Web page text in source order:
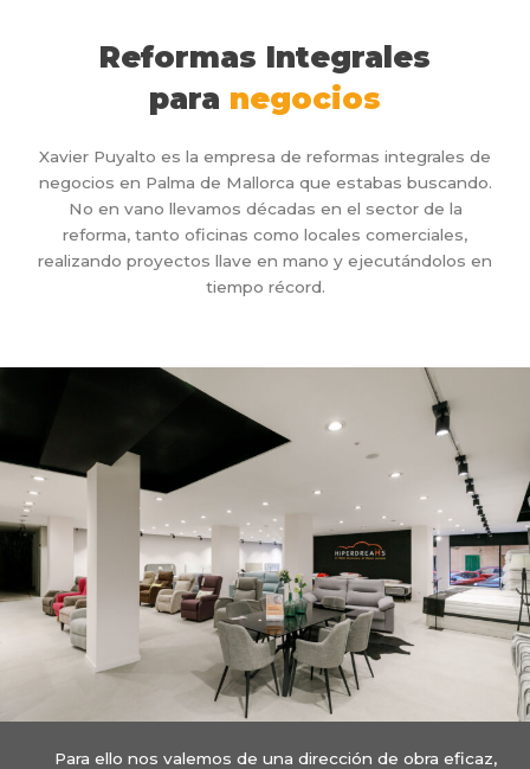
Reformas Integrales
para negocios
Xavier Puyalto es la empresa de reformas integrales de
negocios en Palma de Mallorca que estabas buscando.
No en vano llevamos décadas en el sector de la
reforma, tanto oficinas como locales comerciales,
realizando proyectos llave en mano y ejecutándolos en
tiempo récord.
Para ello nos valemos de una dirección de obra eficaz,